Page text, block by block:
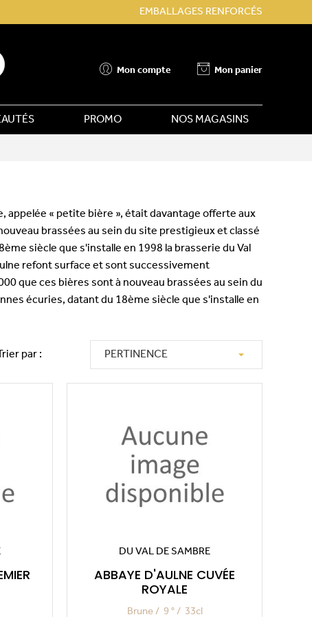
EMBALLAGES RENFORCÉS
Mon compte Mon panier
PROMO NOS MAGASINS
appelée « petite bière », était davantage offerte aux
brassées au sein du site prestigieux et classé
siècle que s'installe en 1998 la brasserie du Val
refont surface et sont successivement
que ces bières sont à nouveau brassées au sein du
écuries, datant du 18ème siècle que s'installe en
Trier par : PERTINENCE 
DU VAL DE SAMBRE
ABBAYE D'AULNE CUVÉE
ROYALE
Brune 9 ° 33cl